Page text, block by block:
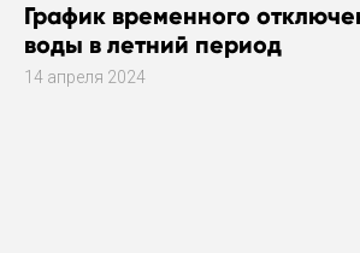
График временного
воды в летний период
14 апреля 2024